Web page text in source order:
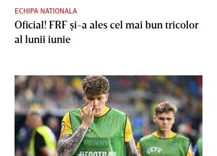
ECHIPA NATIONALA
Oficial! FRF şi-a ales cel mai bun tricolor
al lunii iunie